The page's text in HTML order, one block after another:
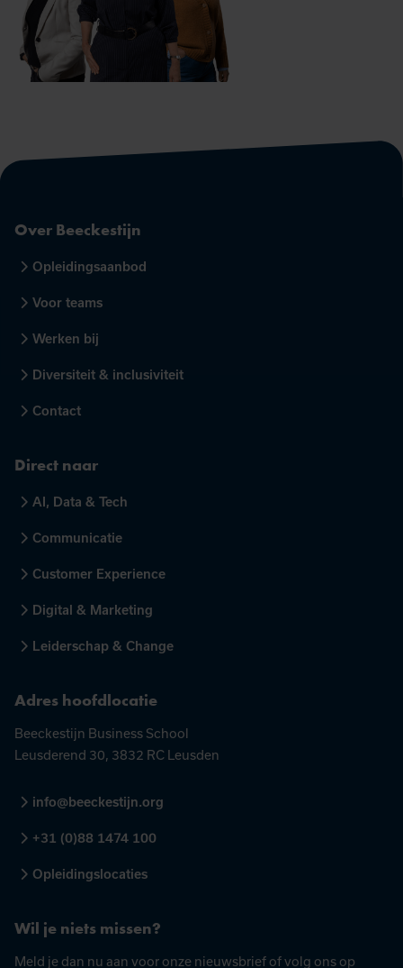
Over Beeckestijn
Opleidingsaanbod
Voor teams
Werken bij
Diversiteit & inclusiviteit
Contact
Direct naar
AI, Data & Tech
Communicatie
Customer Experience
Digital & Marketing
Leiderschap & Change
Adres hoofdlocatie
Beeckestijn Business School
Leusderend 30, 3832 RC Leusden
info@beeckestijn.org
+31 (0)88 1474 100
Opleidingslocaties
Wil je niets missen?
Meld je dan nu aan voor onze nieuwsbrief of volg ons op